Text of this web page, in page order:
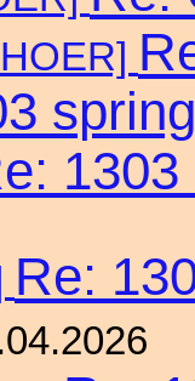
Re: